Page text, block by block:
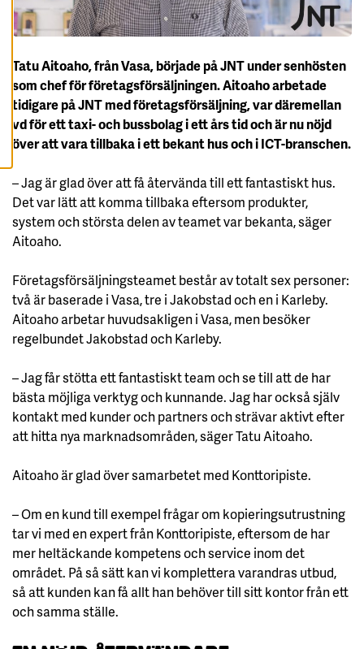
A
A
L
L
C
O
O
K
I
E
S
Tatu Aitoaho, från Vasa, började på JNT under senhösten
som chef för företagsförsäljningen. Aitoaho arbetade
tidigare på JNT med företagsförsäljning, var däremellan
vd för ett taxi- och bussbolag i ett års tid och är nu nöjd
över att vara tillbaka i ett bekant hus och i ICT-branschen.
– Jag är glad över att få återvända till ett fantastiskt hus.
Det var lätt att komma tillbaka eftersom produkter,
system och största delen av teamet var bekanta, säger
Aitoaho.
Företagsförsäljningsteamet består av totalt sex personer:
två är baserade i Vasa, tre i Jakobstad och en i Karleby.
Aitoaho arbetar huvudsakligen i Vasa, men besöker
regelbundet Jakobstad och Karleby.
– Jag får stötta ett fantastiskt team och se till att de har
bästa möjliga verktyg och kunnande. Jag har också själv
kontakt med kunder och partners och strävar aktivt efter
att hitta nya marknadsområden, säger Tatu Aitoaho.
Aitoaho är glad över samarbetet med Konttoripiste.
– Om en kund till exempel frågar om kopieringsutrustning
tar vi med en expert från Konttoripiste, eftersom de har
mer heltäckande kompetens och service inom det
området. På så sätt kan vi komplettera varandras utbud,
så att kunden kan få allt han behöver till sitt kontor från ett
och samma ställe.